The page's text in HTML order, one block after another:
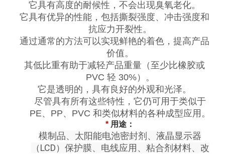
它具有高度的耐候性，不会出现臭氧老化。
它具有优异的性能，包括撕裂强度、冲击强度和
抗应力开裂性。
通过通常的方法可以实现鲜艳的着色，提高产品
价值。
其低比重有助于减轻产品重量（至少比橡胶或
PVC 轻 30%）。
它是透明的，具有良好的外观和光泽。
尽管具有所有这些特性，它仍可用于类似于
PE、PP、PVC 和类似材料的各种成型应用。
* 用途：
模制品、太阳能电池密封剂、液晶显示器
（LCD）保护膜、电线应用、粘合剂材料、改